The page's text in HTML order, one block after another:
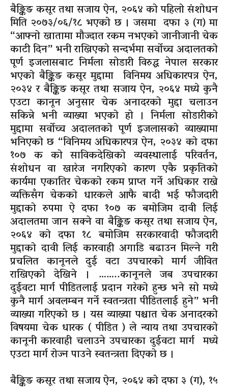
बैङ्किङ कसूर तथा सजाय ऐन, २०६४ को पहिलो संशोधन
मिति २०७३/०६/१८ भएको छ । जसमा दफा ३ (ग)मा
“आफ्नो खातामा मौज्दात रकम नभएको जानीजानी चेक
काटी दिन” भनी राखिएको सन्दर्भमा सर्वोच्च अदालतको
पूर्ण इजलासबाट निर्मलासोडारीविरुद्ध नेपाल सरकार
भएको बैङ्किङ कसूर मुद्दामा विनिमय अधिकारपत्र ऐन,
२०३४ र बैङ्किङ कसूर तथा सजाय ऐन, २०६४ मध्ये कुनै
एउटा कानून अनुसार चेक अनादरको मुद्दा चलाउन
सकिन्ने भनी व्याख्या भएको हो । निर्मलासोडारीको
मुद्दामा सर्वोच्च अदालतको पूर्ण इजलासको व्याख्यामा
भनिएको छ “विनिमय अधिकारपत्र ऐन, २०३४ को दफा
१०७ क कोसाविकदेखिको व्यवस्थालाई परिवर्तन,
संशोधन वा खारेज नगरिएको कारण एकै प्रकृतिको
कार्यमा एकातिर चेकको रकम प्राप्त गर्ने अधिकार राख्ने
व्यक्तिसँग चेकको धारकलेआफै बादी भई फौजदारी
मुद्दाको रुपमा ऐ दफा १०७ क बमोजिम दावी लिई
अदालतमा जान सक्ने वा बैङ्किङ कसूर तथा सजाय ऐन,
२०६४ को दफा १८ बमोजिम सरकारवादी फौजदारी
मुद्दाको दावी लिई कारवाही अगाडि बढाउन मिल्ने गरी
प्रचलित कानूनले दुई वटा उपचारको मार्ग जीवित
राखिएको देखिने । ……..कानूनले जब उपचारका
दुईवटा मार्ग पीडितलाई प्रदान गरेको हुन्छ भने सो मध्ये
कुनै मार्ग अवलम्बन गर्ने स्वतन्त्रता पीडितलाई हुने” भनी
व्याख्या गरिएको छ । यस व्याख्या पश्चात चेक अनादरको
विषयमा चेक धारक ( पीडित ) ले न्याय तथा उपचारको
कानूनी कारवाही चलाउने उपचारका दुईवटा मार्ग मध्ये
एउटा मार्ग रोज्न पाउने स्वतन्त्रता दिएको छ ।
बैङ्किङ कसूर तथा सजाय ऐन, २०६४ को दफा ३ (ग), १५